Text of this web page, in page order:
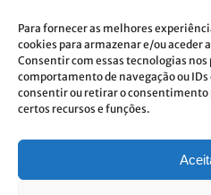
Para fornecer as melhores
cookies para armazenar e/ou aceder
Consentir com essas tecnologias
comportamento de navegação ou
consentir ou retirar o
certos recursos e funções.
Doy mi consentimiento para
acepto la política de privacidad.*
Costa Verde se compromete a aplicar
nuestra política de privacidad.